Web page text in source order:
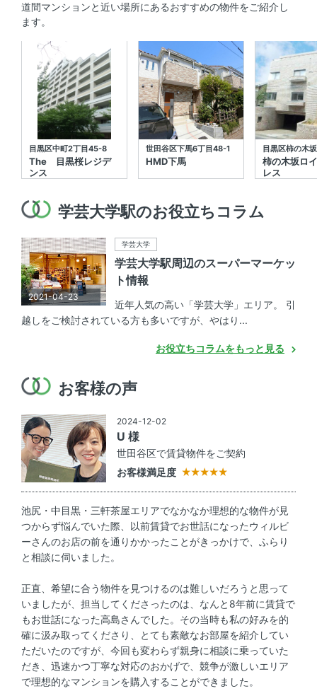
道間マンションと近い場所にあるおすすめの物件をご紹介し
ます。
目黒区中町2丁目45-8
The 目黒桜レジデ
ンス
世田谷区下馬6丁目48-1
HMD下馬
目黒区柿の木
柿の木坂ロ
レス
学芸大学駅のお役立ちコラム
2021-04-23
学芸大学
学芸大学駅周辺のスーパーマーケッ
ト情報
近年人気の高い「学芸大学」エリア。 引
越しをご検討されている方も多いですが、やはり...
お役立ちコラムをもっと見る
お客様の声
2024-12-02
U 様
世田谷区で賃貸物件をご契約
お客様満足度
池尻・中目黒・三軒茶屋エリアでなかなか理想的な物件が見
つからず悩んでいた際、以前賃貸でお世話になったウィルビ
ーさんのお店の前を通りかかったことがきっかけで、ふらり
と相談に伺いました。
正直、希望に合う物件を見つけるのは難しいだろうと思って
いましたが、担当してくださったのは、なんと8年前に賃貸で
もお世話になった高島さんでした。その当時も私の好みを的
確に汲み取ってくださり、とても素敵なお部屋を紹介してい
ただいたのですが、今回も変わらず親身に相談に乗っていた
だき、迅速かつ丁寧な対応のおかげで、競争が激しいエリア
で理想的なマンションを購入することができました。